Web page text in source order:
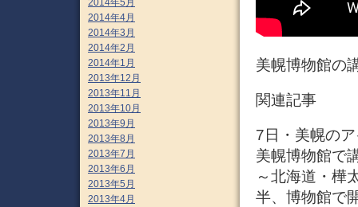
美幌博物館の
関連記事
7日・美幌の
美幌博物館で
～北海道・樺
半、博物館で
2014年5月
2014年4月
2014年3月
2014年2月
2014年1月
2013年12月
2013年11月
2013年10月
2013年9月
2013年8月
2013年7月
2013年6月
2013年5月
2013年4月